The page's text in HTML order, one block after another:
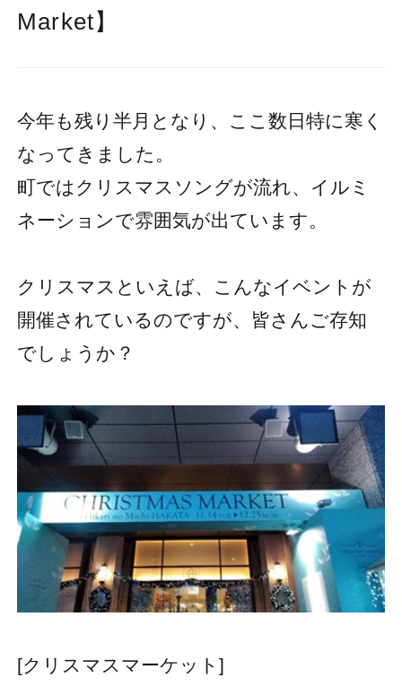
Market】
今年も残り半月となり、ここ数日特に寒く
なってきました。
町ではクリスマスソングが流れ、イルミ
ネーションで雰囲気が出ています。
クリスマスといえば、こんなイベントが
開催されているのですが、皆さんご存知
でしょうか？
[クリスマスマーケット]